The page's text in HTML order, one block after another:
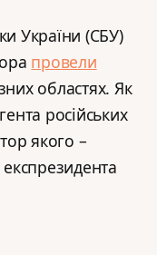
України (СБУ)
провели
областях. Як
російських
якого –